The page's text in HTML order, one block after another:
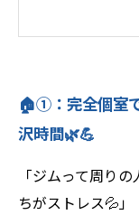
べる🌸✨
💬⑤：居心地
🌟⑥：“整う
🏠①：完全個室
沢時間🌿💪
「ジムって周り
ちがストレス💦」